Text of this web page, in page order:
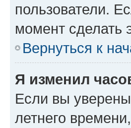
пользователи.
момент сделать
Вернуться к
Я изменил
Если вы
летнего